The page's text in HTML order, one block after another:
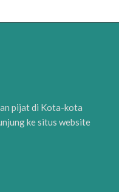
pijat di Kota-kota
ke situs website